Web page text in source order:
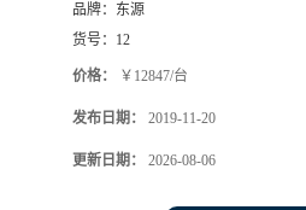
品牌： 东源
货号： 12
价格： ￥12847/台
发布日期： 2019-11-20
更新日期： 2026-08-06